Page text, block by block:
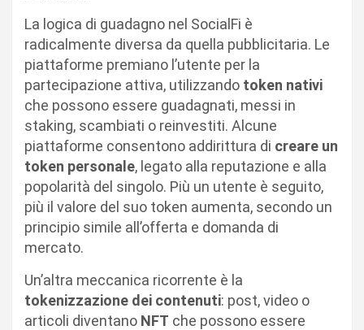
La logica di guadagno nel SocialFi è
radicalmente diversa da quella pubblicitaria. Le
piattaforme premiano l’utente per la
partecipazione attiva, utilizzando token nativi
che possono essere guadagnati, messi in
staking, scambiati o reinvestiti. Alcune
piattaforme consentono addirittura di creare un
token personale, legato alla reputazione e alla
popolarità del singolo. Più un utente è seguito,
più il valore del suo token aumenta, secondo un
principio simile all’offerta e domanda di
mercato.
Un’altra meccanica ricorrente è la
tokenizzazione dei contenuti: post, video o
articoli diventano NFT che possono essere